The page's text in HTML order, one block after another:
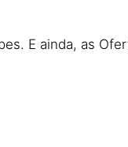
E ainda, as